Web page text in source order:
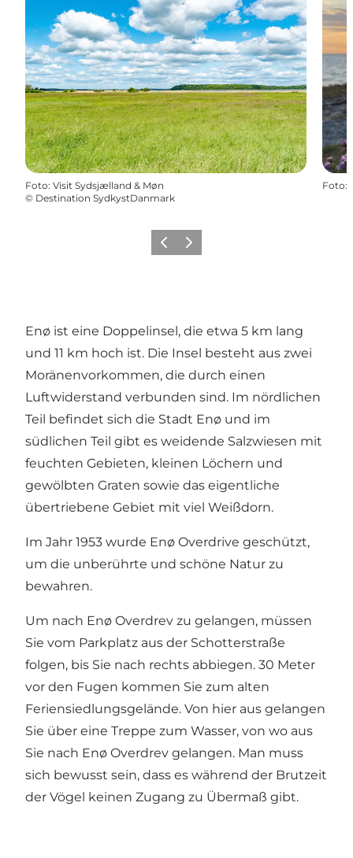
Foto: Visit Sydsjælland & Møn
© Destination SydkystDanmark
Foto:
ZurückWeiter
Enø ist eine Doppelinsel, die etwa 5 km lang
und 11 km hoch ist. Die Insel besteht aus zwei
Moränenvorkommen, die durch einen
Luftwiderstand verbunden sind. Im nördlichen
Teil befindet sich die Stadt Enø und im
südlichen Teil gibt es weidende Salzwiesen mit
feuchten Gebieten, kleinen Löchern und
gewölbten Graten sowie das eigentliche
übertriebene Gebiet mit viel Weißdorn.
Im Jahr 1953 wurde Enø Overdrive geschützt,
um die unberührte und schöne Natur zu
bewahren.
Um nach Enø Overdrev zu gelangen, müssen
Sie vom Parkplatz aus der Schotterstraße
folgen, bis Sie nach rechts abbiegen. 30 Meter
vor den Fugen kommen Sie zum alten
Feriensiedlungsgelände. Von hier aus gelangen
Sie über eine Treppe zum Wasser, von wo aus
Sie nach Enø Overdrev gelangen. Man muss
sich bewusst sein, dass es während der Brutzeit
der Vögel keinen Zugang zu Übermaß gibt.